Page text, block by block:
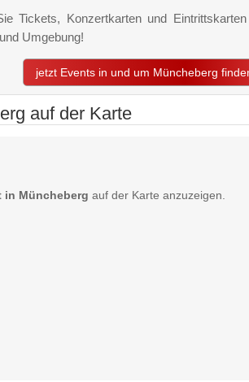
Tickets, Konzertkarten und
Umgebung!
jetzt Events in und um Müncheberg
auf der Karte
in Müncheberg auf der Karte anzuzeigen.